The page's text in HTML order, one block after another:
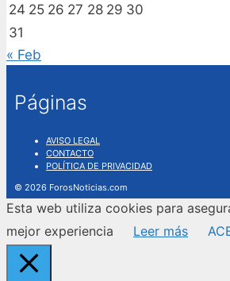
24 25 26 27 28 29 30
31
« Feb
Páginas
AVISO LEGAL
CONTACTO
POLÍTICA DE PRIVACIDAD
© 2026 ForosNoticias.com
Esta web utiliza cookies para
mejor experiencia
Leer más